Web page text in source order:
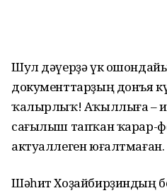
Шул дәүерҙә үк
документтарҙың донъя
ҡалырлыҡ! Аҡыллыға –
сағылыш тапҡан ҡарар-
актуаллеген юғалтмаған.
Шәһит Хоҙайбирҙиндың